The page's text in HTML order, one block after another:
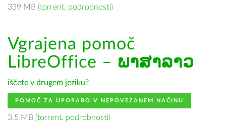
339 MB (torrent, podrobnosti)
Vgrajena pomoč
LibreOffice – ພາສາລາວ
iščete v drugem jeziku?
POMOČ ZA UPORABO V NEPOVEZANEM NAČINU
3.5 MB (torrent, podrobnosti)